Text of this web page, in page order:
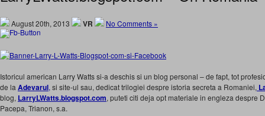
August 20th, 2013 VR No Comments »
Istoricul american Larry Watts si-a deschis si un blog personal – de fapt, tot
de la Adevarul, si site-ul sau, dedicat trilogiei despre istoria secreta a Romaniei,
blog, LarryLWatts.blogspot.com, puteti citi deja opt materiale in engleza despre
Pacepa, Trianon, s.a.